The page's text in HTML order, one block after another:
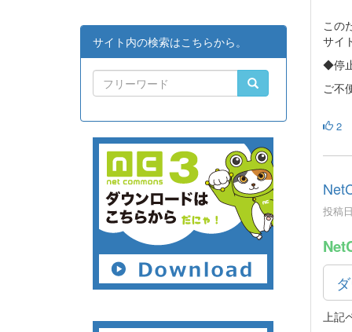
この
サイ
◆停
ご不
2
投稿
上記
サイト内の検索はこちらから。